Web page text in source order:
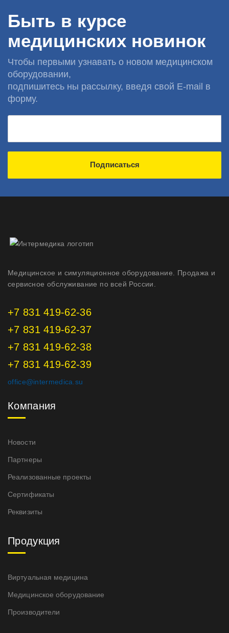
Быть в курсе
медицинских новинок
Чтобы первыми узнавать о новом медицинском
оборудовании,
подпишитесь ны рассылку, введя свой E-mail в
форму.
Медицинское и симуляционное оборудование. Продажа и
сервисное обслуживание по всей России.
+7 831 419-62-36
+7 831 419-62-37
+7 831 419-62-38
+7 831 419-62-39
office@intermedica.su
Компания
Новости
Партнеры
Реализованные проекты
Сертификаты
Реквизиты
Продукция
Виртуальная медицина
Медицинское оборудование
Производители